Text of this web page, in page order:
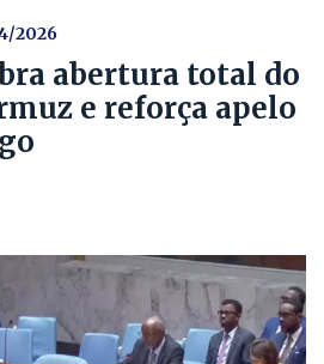
2026
abertura total do
e reforça apelo